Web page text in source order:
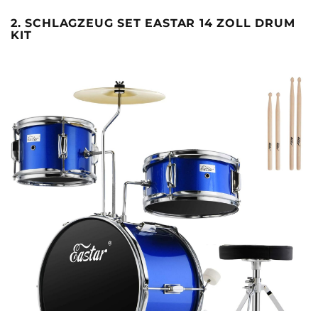
2. SCHLAGZEUG SET EASTAR 14 ZOLL DRUM
KIT